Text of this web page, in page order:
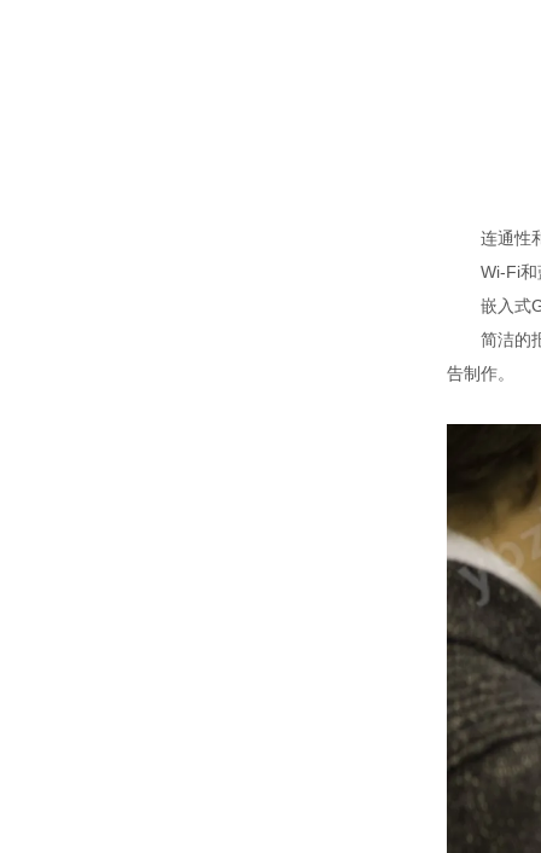
连通性和
Wi-Fi和蓝
嵌入式
简洁的报
告制作。